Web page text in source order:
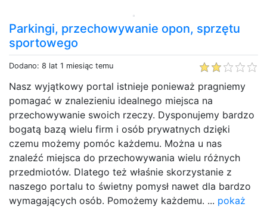
Parkingi, przechowywanie opon, sprzętu
sportowego
Dodano: 8 lat 1 miesiąc temu
Nasz wyjątkowy portal istnieje ponieważ pragniemy
pomagać w znalezieniu idealnego miejsca na
przechowywanie swoich rzeczy. Dysponujemy bardzo
bogatą bazą wielu firm i osób prywatnych dzięki
czemu możemy pomóc każdemu. Można u nas
znaleźć miejsca do przechowywania wielu różnych
przedmiotów. Dlatego też właśnie skorzystanie z
naszego portalu to świetny pomysł nawet dla bardzo
wymagających osób. Pomożemy każdemu. ... pokaż